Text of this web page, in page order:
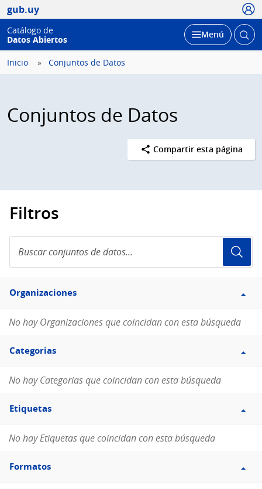
gub.uy
Catálogo de
Datos Abiertos
Desplegar
Menú Abrir
Inicio Conjuntos de Datos
Conjuntos de Datos
Compartir esta página
Filtros
conjuntos
de
Filtro
Organizaciones
Organizaciones
No hay Organizaciones que coincidan con esta búsqueda
Filtro
Categorias
Categorias
No hay Categorias que coincidan con esta búsqueda
Filtro
Etiquetas
Etiquetas
No hay Etiquetas que coincidan con esta búsqueda
Filtro
Formatos
Formatos